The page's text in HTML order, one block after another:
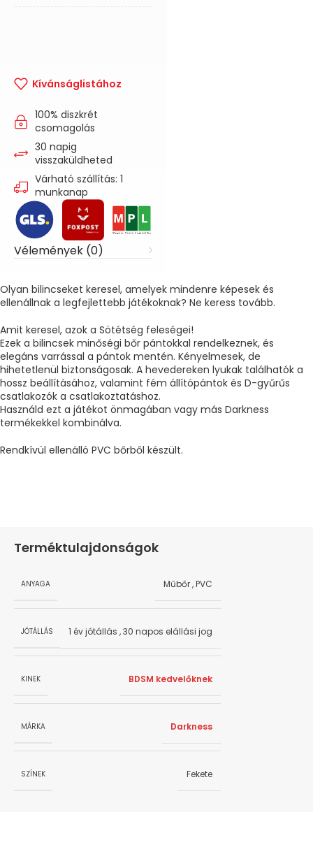
Kívánságlistához
100% diszkrét
csomagolás
30 napig
visszaküldheted
Várható szállítás: 1
munkanap
Vélemények (0)
Olyan bilincseket keresel, amelyek mindenre képesek és
ellenállnak a legfejlettebb játékoknak? Ne keress tovább.
Amit keresel, azok a Sötétség feleségei!
Ezek a bilincsek minőségi bőr pántokkal rendelkeznek, és
elegáns varrással a pántok mentén. Kényelmesek, de
hihetetlenül biztonságosak. A hevedereken lyukak találhatók a
hossz beállításához, valamint fém állítópántok és D-gyűrűs
csatlakozók a csatlakoztatáshoz.
Használd ezt a játékot önmagában vagy más Darkness
termékekkel kombinálva.
Rendkívül ellenálló PVC bőrből készült.
Terméktulajdonságok
ANYAGA Műbőr,PVC
JÓTÁLLÁS 1 év jótállás ,30 napos elállási jog
KINEK BDSM kedvelőknek
MÁRKA Darkness
SZÍNEK Fekete